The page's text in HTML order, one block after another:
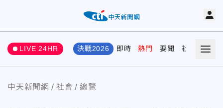
LIVE 24HR 決戰2026 即時 熱門 要聞 社會 娛樂
中天新聞網 社會 總覽